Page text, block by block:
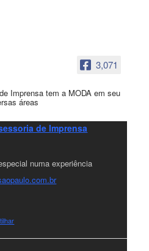
3,071
Imprensa tem a MODA em seu
áreas
de Imprensa
numa experiência